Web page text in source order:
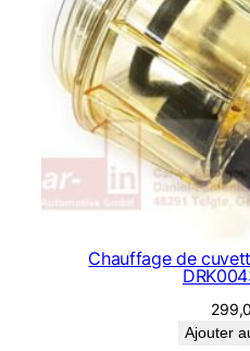
Chauffage de
Ajouter